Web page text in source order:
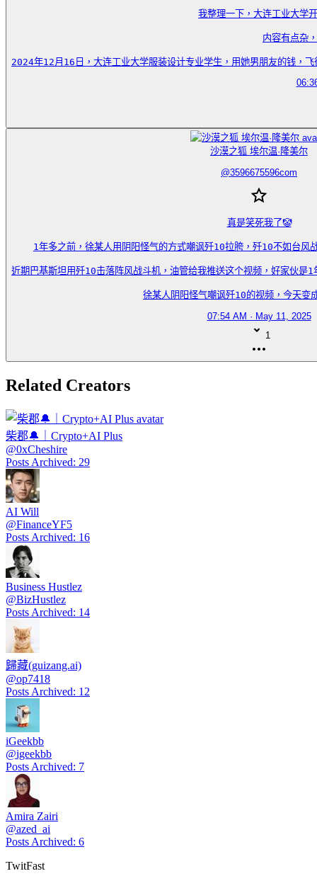
我整理一下，大连工业大学
内容有点杂
2024年12月16日，大连工业大学服装设计专业学生，用她男朋友的
沙漠之狐 埃尔温·隆美尔
@3596675596com
真是笑死我了🤡
1年多之前，徐某人用阴阳怪气的方式嘲讽歼10拉胯，歼10不如台风
近期巴基斯坦用歼10击落阵风战斗机，油管给我推送这个视频，好家伙是
徐某人阴阳怪气嘲讽歼10的视频，今天变
07:54 AM · May 11, 2025
1
Related Creators
柴郡🔔｜Crypto+AI Plus
@0xCheshire
Posts Archived: 29
AI Will
@FinanceYF5
Posts Archived: 16
Business Hustlez
@BizHustlez
Posts Archived: 14
歸藏(guizang.ai)
@op7418
Posts Archived: 12
iGeekbb
@igeekbb
Posts Archived: 7
Amira Zairi
@azed_ai
Posts Archived: 6
TwitFast